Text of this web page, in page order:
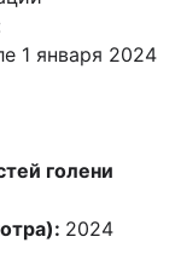
1 января 2024
голени
2024